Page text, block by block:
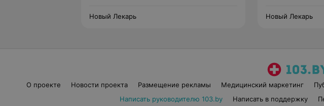
Новый Лекарь Новый Лекарь
О проекте Новости проекта Размещение рекламы Медицинский маркетинг
Написать руководителю 103.by
Написать в поддержку